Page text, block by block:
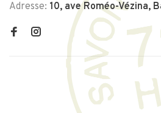
Adresse: 10, ave Roméo-Vézina,